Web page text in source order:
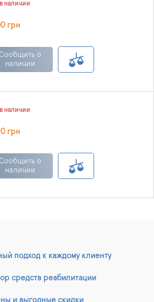
наличии
грн
Сообщить о
наличии
наличии
грн
Сообщить о
наличии
подход к каждому клиенту
средств реабилитации
и выгодные скидки